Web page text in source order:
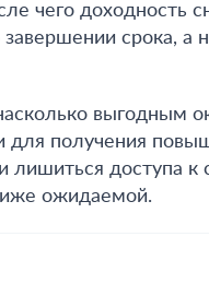
чего доходность
срока,
выгодным
получения
лишиться доступа к
ожидаемой.